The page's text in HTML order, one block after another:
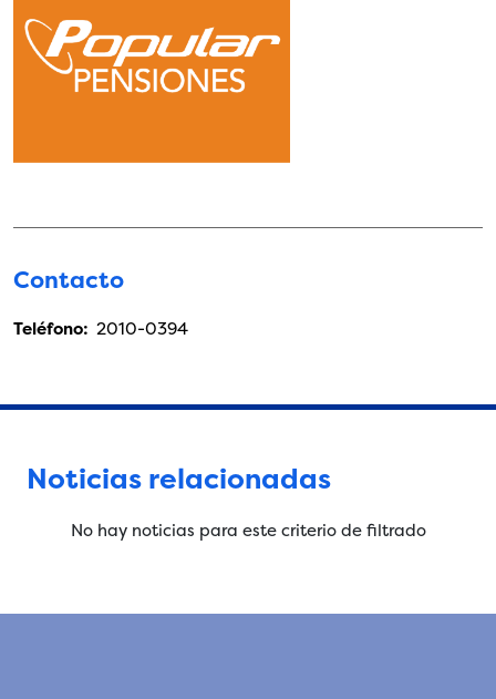
Contacto
Teléfono: 2010-0394
Noticias relacionadas
No hay noticias para este criterio de filtrado